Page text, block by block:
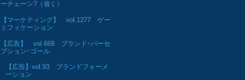
ーチェーン?（省く）
【マーケティング】 vol.1277 ゲー
ミフィケーション
【広告】 vol.669 ブランド･パーセ
プション･ゴール
【広告】vol.93 ブランドフォーメ
ーション